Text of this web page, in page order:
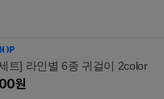
트] 라인별 6종 귀걸이 2color
원